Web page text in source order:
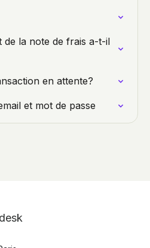
de la note de frais a-t-il
en attente?
et mot de passe